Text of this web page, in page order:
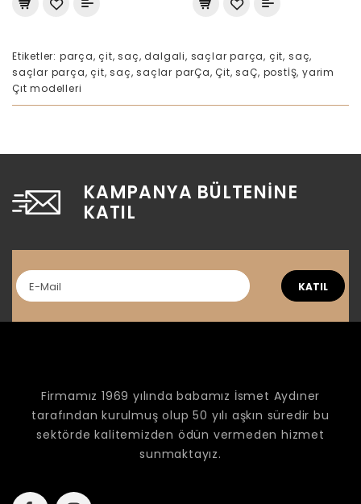
Etiketler: parça, çit,saç,dalgali, saçlar parça, çit, saç,
saçlar parça, çit,saç,saçlar parÇa,Çit,saÇ, postİŞ, yarim
Çıt modelleri
KAMPANYA BÜLTENINE
KATIL
KATIL
Firmamız 1969 yılında babamız İsmet Aydıner
tarafından kurulmuş olup 50 yılı aşkın süredir bu
sektörde kalitemizden ödün vermeden hizmet
sunmaktayız.